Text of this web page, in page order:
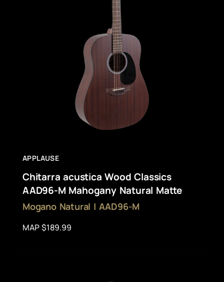
APPLAUSE
Chitarra acustica Wood Classics
AAD96-M Mahogany Natural Matte
Mogano Natural | AAD96-M
MAP $189.99